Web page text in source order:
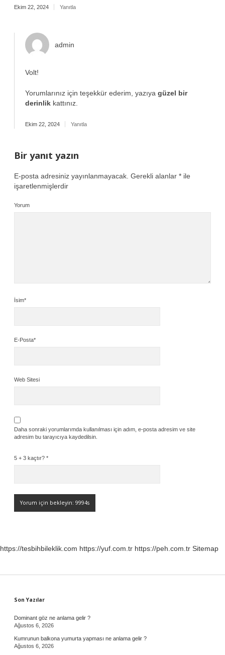
Ekim 22, 2024 Yanıtla
admin
Volt!
Yorumlarınız için teşekkür ederim, yazıya güzel bir
derinlik kattınız.
Ekim 22, 2024 Yanıtla
Bir yanıt yazın
E-posta adresiniz yayınlanmayacak. Gerekli alanlar * ile
işaretlenmişlerdir
Yorum
İsim*
E-Posta*
Web Sitesi
Daha sonraki yorumlarımda kullanılması için adım, e-posta adresim ve site
adresim bu tarayıcıya kaydedilsin.
5 + 3 kaçtır? *
https://tesbihbileklik.com https://yuf.com.tr https://peh.com.tr Sitemap
Sidebar
Son Yazılar
Dominant göz ne anlama gelir ?
Ağustos 6, 2026
Kumrunun balkona yumurta yapması ne anlama gelir ?
Ağustos 6, 2026